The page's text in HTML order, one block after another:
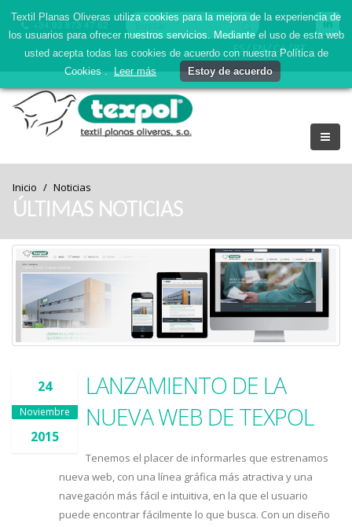
+34 93 873 47 62
ES EN CA PT
Inicio Noticias
ÚLTIMAS NOTICIAS
24
Noviembre
2015
LANZAMIENTO DE LA
NUEVA WEB DE TEXPOL
Tenemos el placer de informarles que estrenamos
nueva web, con una línea gráfica más atractiva y una
navegación más fácil e intuitiva, en la que el usuario
puede encontrar fácilmente lo que busca. Con un diseño
Textil Planas Oliveras utiliza cookies para la mejora de la experiencia de
los usuarios para ofrecer nuestros servicios. Mediante el uso de esta web
usted acepta todas las cookies de acuerdo con nuestra Política de
Cookies .
Leer más Estoy de acuerdo